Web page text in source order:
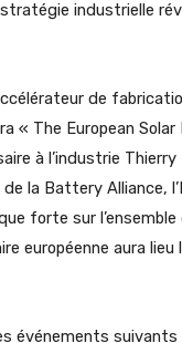
industrielle
de
« The European
à l’industrie
de la Battery Alliance,
forte sur l’ensemble
européenne aura
événements suivants